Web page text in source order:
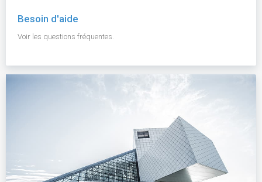
Besoin d'aide
Voir les questions fréquentes.